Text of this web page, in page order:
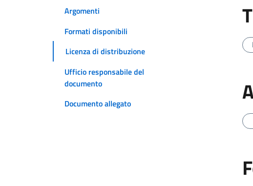
Argomenti
Formati disponibili
Licenza di distribuzione
Ufficio responsabile del
documento
Documento allegato